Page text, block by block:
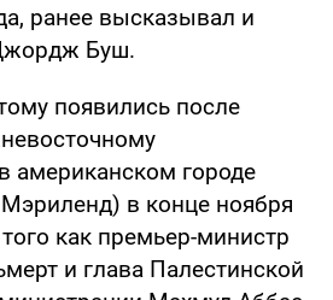
ранее высказывал и
Буш.
появились после
американском городе
в конце ноября
как премьер-министр
и глава Палестинской